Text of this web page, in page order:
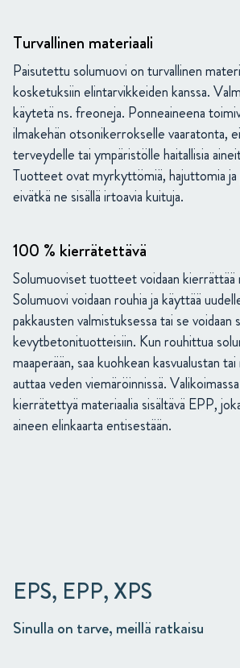
Turvallinen materiaali
Paisutettu solumuovi on turvallinen
kosketuksiin elintarvikkeiden kanssa.
käytetä ns. freoneja. Ponneaineena
ilmakehän otsonikerrokselle vaaratonta,
terveydelle tai ympäristölle haitallisia
Tuotteet ovat myrkyttömiä, hajuttomia ja
eivätkä ne sisällä irtoavia kuituja.
100 % kierrätettävä
Solumuoviset tuotteet voidaan kierrättää
Solumuovi voidaan rouhia ja käyttää
pakkausten valmistuksessa tai se voidaan
kevytbetonituotteisiin. Kun rouhittua
maaperään, saa kuohkean kasvualustan
auttaa veden viemäröinnissä.
kierrätettyä materiaalia sisältävä EPP,
aineen elinkaarta entisestään.
EPS, EPP, XPS
Sinulla on tarve, meillä ratkaisu